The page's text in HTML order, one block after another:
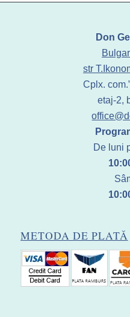
Don
str
Cplx.
etaj-2,
De luni
METODA DE PLATĂ